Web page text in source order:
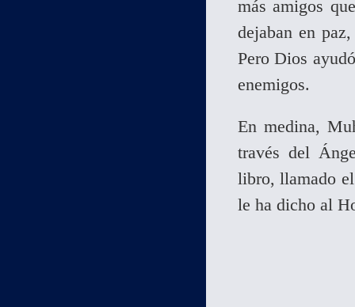
más amigos
dejaban en
Pero Dios
enemigos.
En medina,
través del
libro, llamado
le ha dicho al